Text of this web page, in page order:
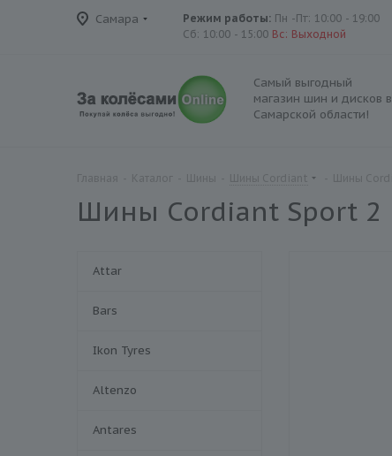
Самара Режим работы: Пн -Пт: 10:00 - 19:00
Сб: 10:00 - 15:00 Вс: Выходной
Самый выгодный
магазин шин и дисков в
Самарской области!
Шины Cordiant Sport 2
Attar
Bars
Ikon Tyres
Altenzo
Antares